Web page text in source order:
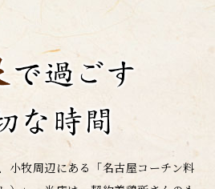
小牧周辺にある「名古屋コーチン料